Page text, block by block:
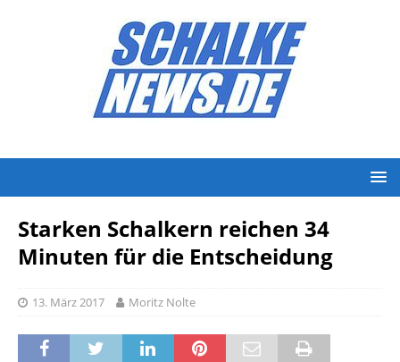
Starken Schalkern reichen 34
Minuten für die Entscheidung
13. März 2017 Moritz Nolte